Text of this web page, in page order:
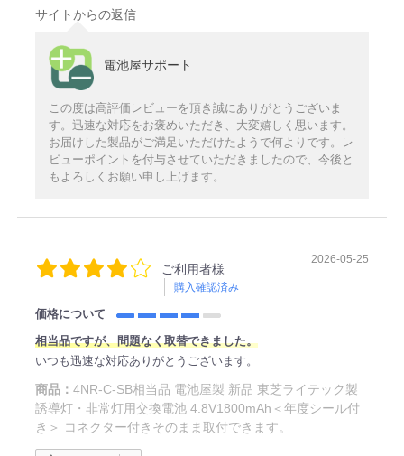
サイトからの返信
電池屋サポート
この度は高評価レビューを頂き誠にありがとうございま
す。迅速な対応をお褒めいただき、大変嬉しく思います。
お届けした製品がご満足いただけたようで何よりです。レ
ビューポイントを付与させていただきましたので、今後と
もよろしくお願い申し上げます。
ご利用者様
購入確認済み
2026-05-25
価格について
相当品ですが、問題なく取替できました。
いつも迅速な対応ありがとうございます。
商品： 4NR-C-SB相当品 電池屋製 新品 東芝ライテック製
誘導灯・非常灯用交換電池 4.8V1800mAh＜年度シール付
き＞ コネクター付きそのまま取付できます。